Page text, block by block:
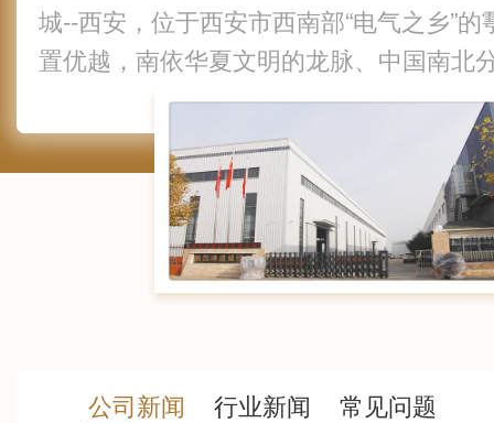
城--西安，位于西安市西南部“电气之乡”
置优越，南依华夏文明的龙脉、中国南北
临我国母亲黄河中Z大的支流--渭河。我
于有色金属压延加工，金属材料制造，常
金属的冶炼和铸造，以及配电开关控制设
公司新闻 行业新闻 常见问题